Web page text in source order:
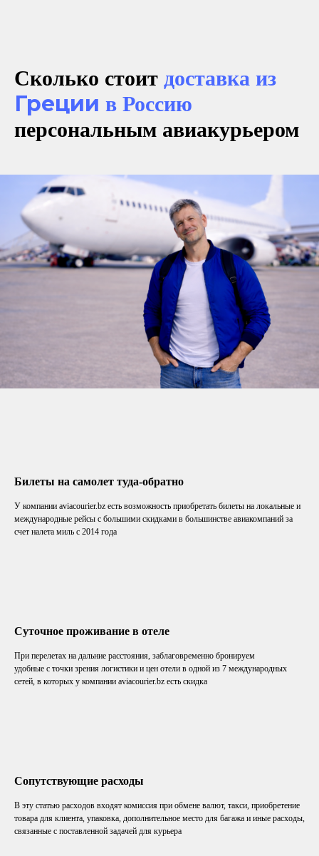
Сколько стоит доставка из
Греции в Россию
персональным авиакурьером
Билеты на самолет туда-обратно
У компании aviacourier.bz есть возможность приобретать билеты на локальные и
международные рейсы с большими скидками в большинстве авиакомпаний за
счет налета миль с 2014 года
Суточное проживание в отеле
При перелетах на дальние расстояния, заблаговременно бронируем
удобные с точки зрения логистики и цен отели в одной из 7 международных
сетей, в которых у компании aviacourier.bz есть скидка
Сопутствующие расходы
В эту статью расходов входят комиссия при обмене валют, такси, приобретение
товара для клиента, упаковка, дополнительное место для багажа и иные расходы,
связанные с поставленной задачей для курьера